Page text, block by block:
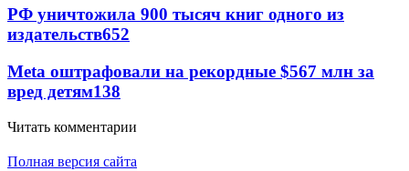
РФ уничтожила 900 тысяч книг одного из
издательств652
Meta оштрафовали на рекордные $567 млн за
вред детям138
Читать комментарии
Полная версия сайта